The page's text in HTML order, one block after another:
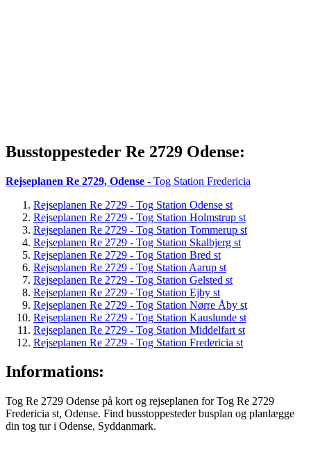
Busstoppesteder Re 2729 Odense:
Rejseplanen Re 2729, Odense - Tog Station Fredericia
Rejseplanen Re 2729 - Tog Station Odense st
Rejseplanen Re 2729 - Tog Station Holmstrup st
Rejseplanen Re 2729 - Tog Station Tommerup st
Rejseplanen Re 2729 - Tog Station Skalbjerg st
Rejseplanen Re 2729 - Tog Station Bred st
Rejseplanen Re 2729 - Tog Station Aarup st
Rejseplanen Re 2729 - Tog Station Gelsted st
Rejseplanen Re 2729 - Tog Station Ejby st
Rejseplanen Re 2729 - Tog Station Nørre Åby st
Rejseplanen Re 2729 - Tog Station Kauslunde st
Rejseplanen Re 2729 - Tog Station Middelfart st
Rejseplanen Re 2729 - Tog Station Fredericia st
Informations:
Tog Re 2729 Odense på kort og rejseplanen for Tog Re 2729
Fredericia st, Odense. Find busstoppesteder busplan og planlægge
din tog tur i Odense, Syddanmark.